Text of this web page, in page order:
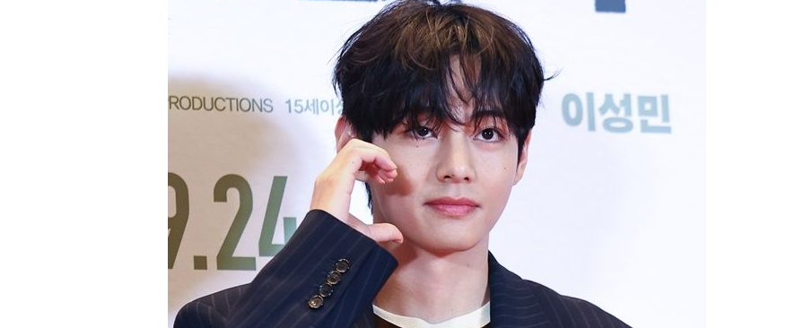
3
"편해서 매일 신었는데"...전문
'크록스'의 숨은 위험